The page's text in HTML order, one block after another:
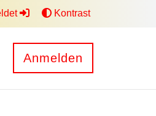
Kontrast
Anmelden